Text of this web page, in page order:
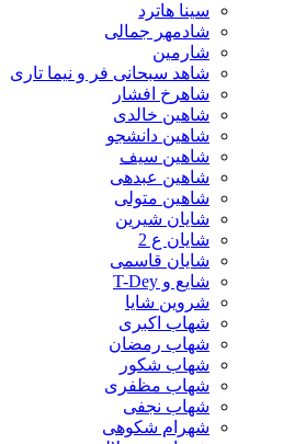
سینا هاترد
شادمهر جمالی
شارمین
شاهد سبحانی فر و نیما تاری
شاهرخ افشار
شاهین خالدی
شاهین دانشجو
شاهین سیف
شاهین عبدهی
شاهین متولی
شایان شیرین
شایان ع 2
شایان قاسمی
شایع و T-Dey
شروین شایا
شهاب اکبری
شهاب رمضان
شهاب شکور
شهاب مظفری
شهاب نجفی
شهرام شکوهی